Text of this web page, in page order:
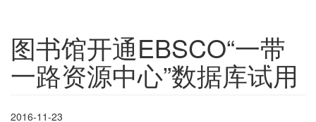
图书馆开通EBSCO“一带
一路资源中心”数据库试用
2016-11-23